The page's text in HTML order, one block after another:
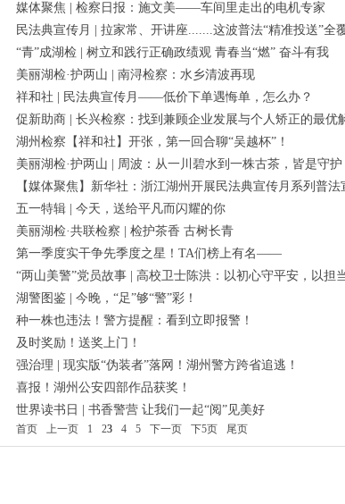
媒体聚焦 | 检察日报：施文美——车间里走出的电机专家
民法典宣传月 | 拉家常、开讲座.......这波普法“精准投送”全
“青”成湖检 | 树立和践行正确政绩观 青春当“燃” 奋斗有我
美丽湖检·护两山 | 南浔检察：水乡清波再现
祥和社 | 民法典宣传月——低价下单遇悔单，怎么办？
促新助商 | 长兴检察：找到兼顾企业发展与个人矫正的最优
湖州检察【祥和社】开张，第一回合聊“吴越杯”！
美丽湖检·护两山 | 周波：从一川碧水到一株古茶，皆是守护
【媒体聚焦】新华社：浙江湖州开展民法典宣传月系列普法
五一特辑 | 今天，送给平凡而闪耀的你
美丽湖检·共联检察 | 检护茶香 古树长青
第一季度实干争先季度之星！TA们榜上有名——
“两山美警”党员故事 | 高校卫士陈洪：以初心守平安，以担
湖警图鉴 | 今晚，“足”够“警”彩！
种一株也违法！警方提醒：看到立即报警！
及时奖励！送奖上门！
强治理 | 现实版“伪装者”落网！湖州警方跨省追逃！
喜报！湖州公安四部作品获奖！
世界读书日 | 书香警营 让我们一起“阅”见美好
首页 上一页 1 23 4 5 下一页 下5页 尾页